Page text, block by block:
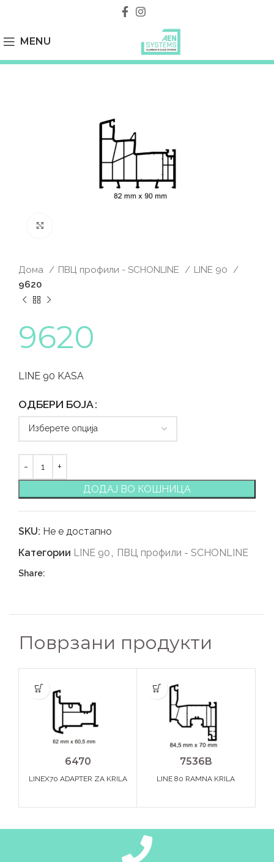
MENU
Дома ПВЦ профили - SCHONLINE
LINE 90
9620
9620
LINE 90 KASA
ОДБЕРИ БОЈА
ДОДАЈ ВО КОШНИЦА
SKU: Не е достапно
Категории LINE 90 ПВЦ профили - SCHONLINE
Share:
Поврзани продукти
6470
LINEX70 ADAPTER ZA KRILA
7536B
LINE 80 RAMNA KRILA